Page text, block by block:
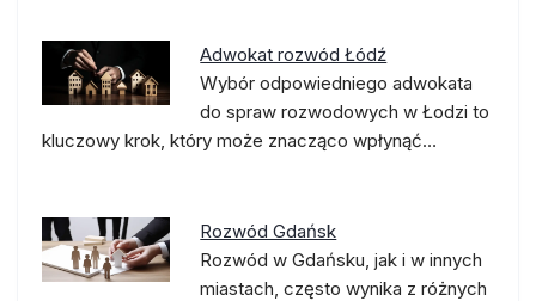
Adwokat rozwód Łódź
Wybór odpowiedniego adwokata
do spraw rozwodowych w Łodzi to
kluczowy krok, który może znacząco wpłynąć…
Rozwód Gdańsk
Rozwód w Gdańsku, jak i w innych
miastach, często wynika z różnych